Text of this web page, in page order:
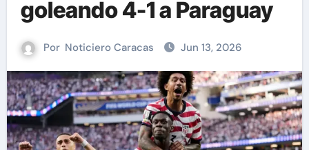
goleando 4-1 a Paraguay
Por Noticiero Caracas Jun 13, 2026